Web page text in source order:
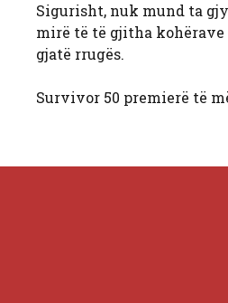
Sigurisht, nuk mund ta
mirë të të gjitha kohërave
gjatë rrugës.
Survivor 50 premierë të